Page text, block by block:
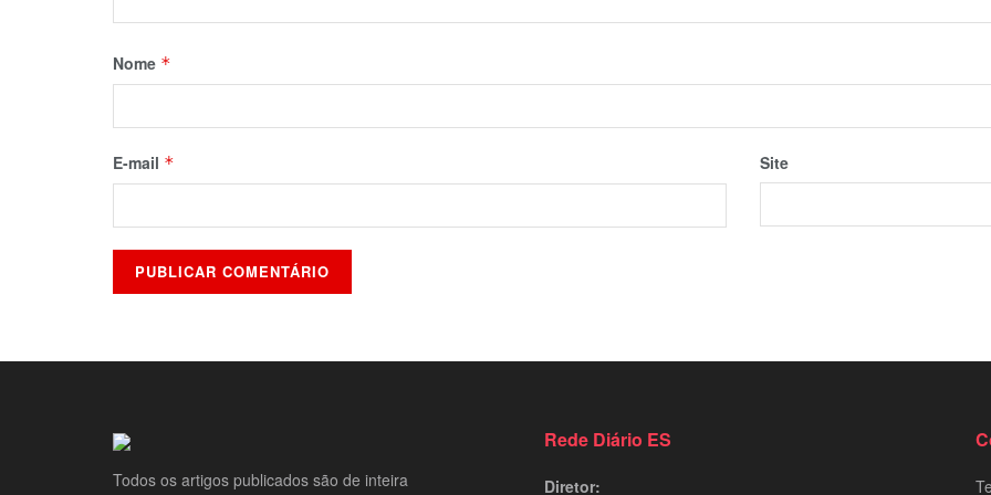
Nome *
E-mail * Site
Todos os artigos publicados são de inteira
Rede Diário ES
Diretor: